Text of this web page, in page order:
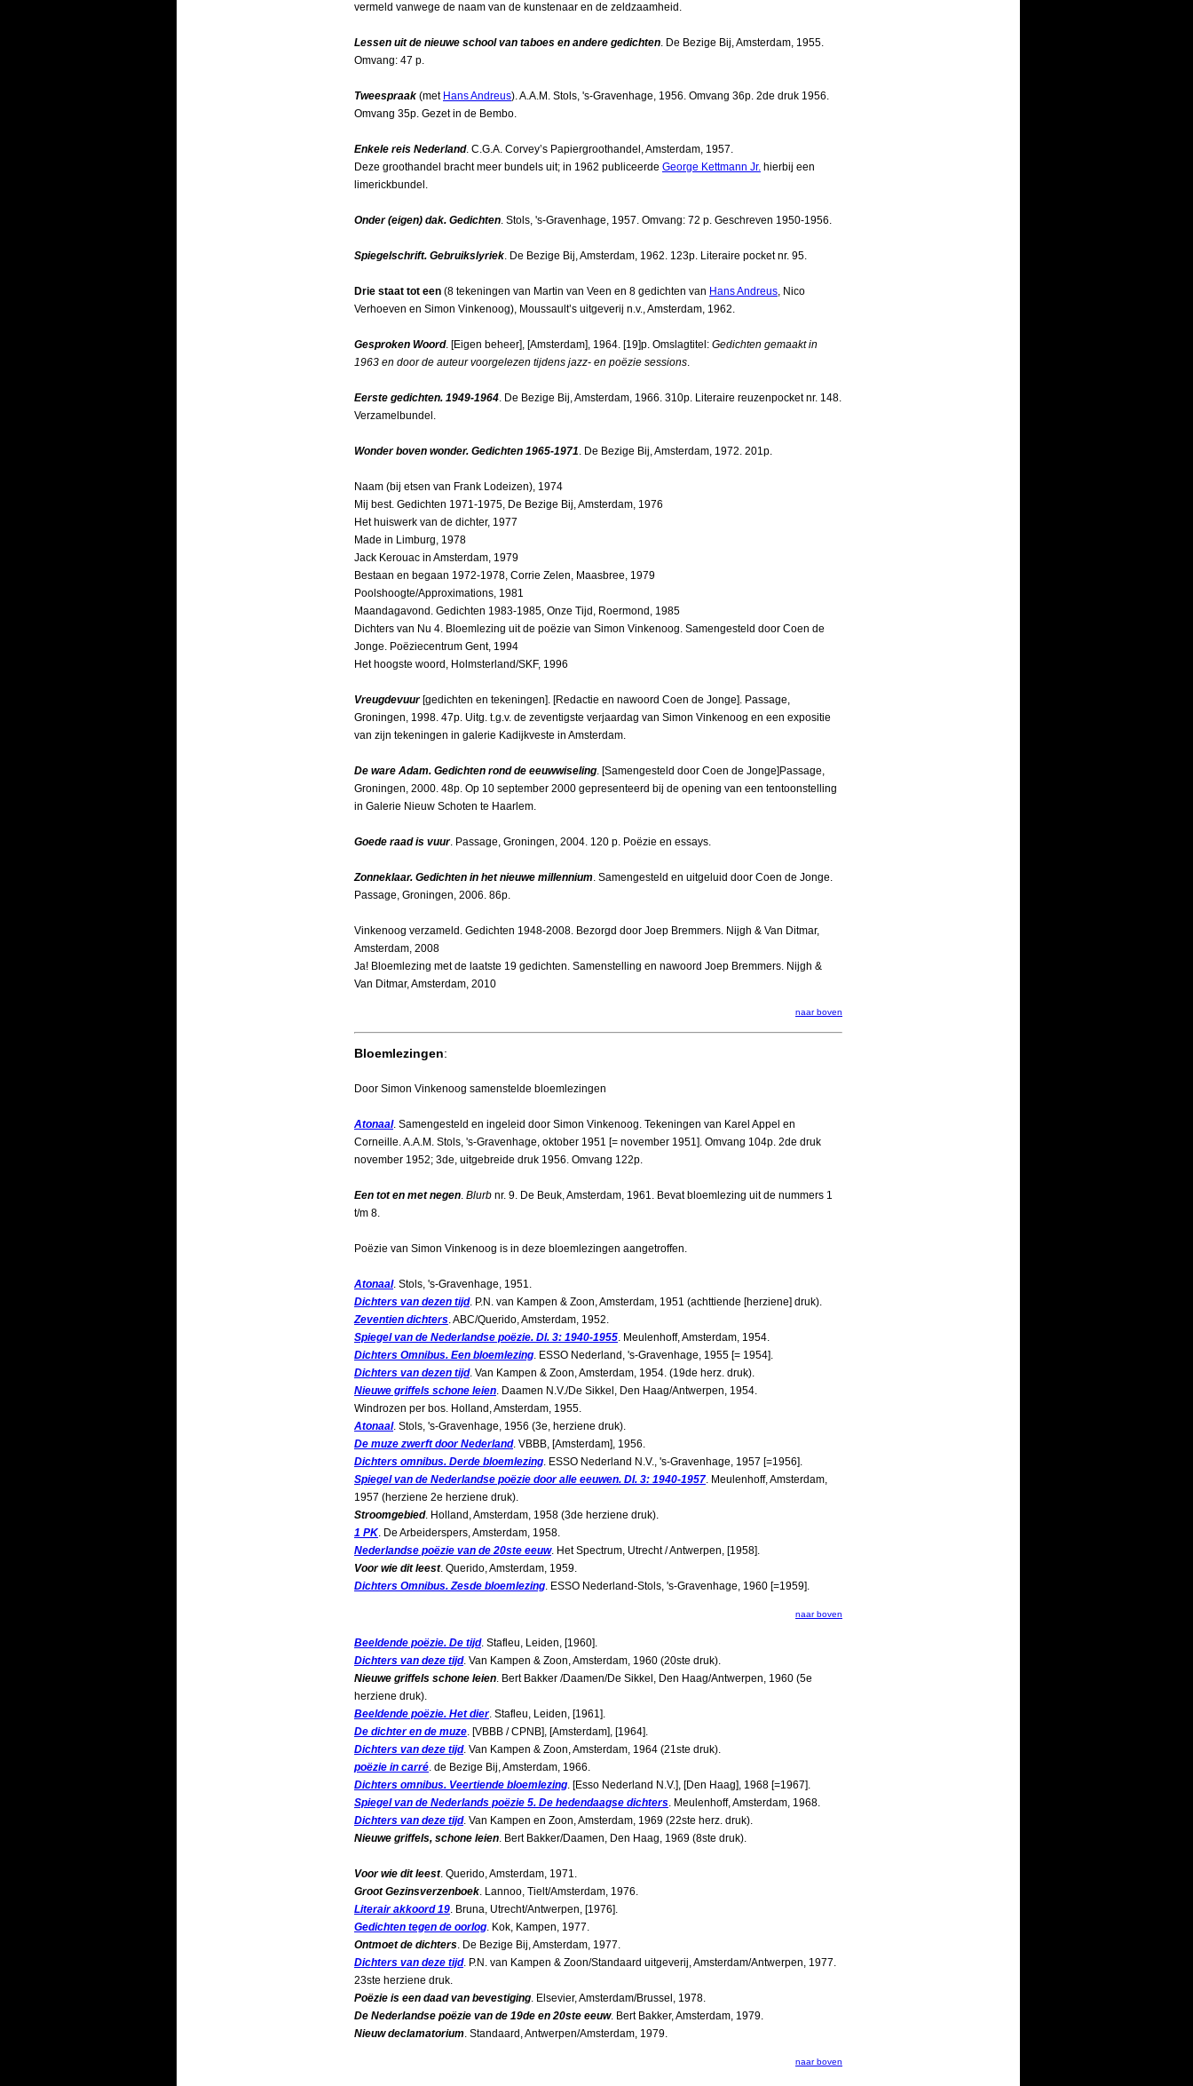
vermeld vanwege de naam van de kunstenaar en de zeldzaamheid.
Lessen uit de nieuwe school van taboes en andere gedichten. De Bezige Bij, Amsterdam, 1955.
Omvang: 47 p.
Tweespraak (met Hans Andreus). A.A.M. Stols, 's-Gravenhage, 1956. Omvang 36p. 2de druk 1956.
Omvang 35p. Gezet in de Bembo.
Enkele reis Nederland. C.G.A. Corvey’s Papiergroothandel, Amsterdam, 1957.
Deze groothandel bracht meer bundels uit; in 1962 publiceerde George Kettmann Jr. hierbij een
limerickbundel.
Onder (eigen) dak. Gedichten. Stols, 's-Gravenhage, 1957. Omvang: 72 p. Geschreven 1950-1956.
Spiegelschrift. Gebruikslyriek. De Bezige Bij, Amsterdam, 1962. 123p. Literaire pocket nr. 95.
Drie staat tot een (8 tekeningen van Martin van Veen en 8 gedichten van Hans Andreus, Nico
Verhoeven en Simon Vinkenoog), Moussault’s uitgeverij n.v., Amsterdam, 1962.
Gesproken Woord. [Eigen beheer], [Amsterdam], 1964. [19]p. Omslagtitel: Gedichten gemaakt in
1963 en door de auteur voorgelezen tijdens jazz- en poëzie sessions.
Eerste gedichten. 1949-1964. De Bezige Bij, Amsterdam, 1966. 310p. Literaire reuzenpocket nr. 148.
Verzamelbundel.
Wonder boven wonder. Gedichten 1965-1971. De Bezige Bij, Amsterdam, 1972. 201p.
Naam (bij etsen van Frank Lodeizen), 1974
Mij best. Gedichten 1971-1975, De Bezige Bij, Amsterdam, 1976
Het huiswerk van de dichter, 1977
Made in Limburg, 1978
Jack Kerouac in Amsterdam, 1979
Bestaan en begaan 1972-1978, Corrie Zelen, Maasbree, 1979
Poolshoogte/Approximations, 1981
Maandagavond. Gedichten 1983-1985, Onze Tijd, Roermond, 1985
Dichters van Nu 4. Bloemlezing uit de poëzie van Simon Vinkenoog. Samengesteld door Coen de
Jonge. Poëziecentrum Gent, 1994
Het hoogste woord, Holmsterland/SKF, 1996
Vreugdevuur[gedichten en tekeningen]. [Redactie en nawoord Coen de Jonge]. Passage,
Groningen, 1998. 47p. Uitg. t.g.v. de zeventigste verjaardag van Simon Vinkenoog en een expositie
van zijn tekeningen in galerie Kadijkveste in Amsterdam.
De ware Adam. Gedichten rond de eeuwwiseling. [Samengesteld door Coen de Jonge]Passage,
Groningen, 2000. 48p. Op 10 september 2000 gepresenteerd bij de opening van een tentoonstelling
in Galerie Nieuw Schoten te Haarlem.
Goede raad is vuur. Passage, Groningen, 2004. 120 p. Poëzie en essays.
Zonneklaar. Gedichten in het nieuwe millennium. Samengesteld en uitgeluid door Coen de Jonge.
Passage, Groningen, 2006. 86p.
Vinkenoog verzameld. Gedichten 1948-2008. Bezorgd door Joep Bremmers. Nijgh & Van Ditmar,
Amsterdam, 2008
Ja! Bloemlezing met de laatste 19 gedichten. Samenstelling en nawoord Joep Bremmers. Nijgh &
Van Ditmar, Amsterdam, 2010
naar boven
Bloemlezingen:
Door Simon Vinkenoog samenstelde bloemlezingen
Atonaal. Samengesteld en ingeleid door Simon Vinkenoog. Tekeningen van Karel Appel en
Corneille. A.A.M. Stols, 's-Gravenhage, oktober 1951 [= november 1951]. Omvang 104p. 2de druk
november 1952; 3de, uitgebreide druk 1956. Omvang 122p.
Een tot en met negen. Blurb nr. 9. De Beuk, Amsterdam, 1961. Bevat bloemlezing uit de nummers 1
t/m 8.
Poëzie van Simon Vinkenoog is in deze bloemlezingen aangetroffen.
Atonaal. Stols, 's-Gravenhage, 1951.
Dichters van dezen tijd. P.N. van Kampen & Zoon, Amsterdam, 1951 (achttiende [herziene] druk).
Zeventien dichters. ABC/Querido, Amsterdam, 1952.
Spiegel van de Nederlandse poëzie. Dl. 3: 1940-1955. Meulenhoff, Amsterdam, 1954.
Dichters Omnibus. Een bloemlezing. ESSO Nederland, 's-Gravenhage, 1955 [= 1954].
Dichters van dezen tijd. Van Kampen & Zoon, Amsterdam, 1954. (19de herz. druk).
Nieuwe griffels schone leien. Daamen N.V./De Sikkel, Den Haag/Antwerpen, 1954.
Windrozen per bos. Holland, Amsterdam, 1955.
Atonaal. Stols, 's-Gravenhage, 1956 (3e, herziene druk).
De muze zwerft door Nederland. VBBB, [Amsterdam], 1956.
Dichters omnibus. Derde bloemlezing. ESSO Nederland N.V., 's-Gravenhage, 1957 [=1956].
Spiegel van de Nederlandse poëzie door alle eeuwen. Dl. 3: 1940-1957. Meulenhoff, Amsterdam,
1957 (herziene 2e herziene druk).
Stroomgebied. Holland, Amsterdam, 1958 (3de herziene druk).
1 PK. De Arbeiderspers, Amsterdam, 1958.
Nederlandse poëzie van de 20ste eeuw. Het Spectrum, Utrecht / Antwerpen, [1958].
Voor wie dit leest. Querido, Amsterdam, 1959.
Dichters Omnibus. Zesde bloemlezing. ESSO Nederland-Stols, 's-Gravenhage, 1960 [=1959].
naar boven
Beeldende poëzie. De tijd. Stafleu, Leiden, [1960].
Dichters van deze tijd. Van Kampen & Zoon, Amsterdam, 1960 (20ste druk).
Nieuwe griffels schone leien. Bert Bakker /Daamen/De Sikkel, Den Haag/Antwerpen, 1960 (5e
herziene druk).
Beeldende poëzie. Het dier. Stafleu, Leiden, [1961].
De dichter en de muze. [VBBB / CPNB], [Amsterdam], [1964].
Dichters van deze tijd. Van Kampen & Zoon, Amsterdam, 1964 (21ste druk).
poëzie in carré. de Bezige Bij, Amsterdam, 1966.
Dichters omnibus. Veertiende bloemlezing. [Esso Nederland N.V.], [Den Haag], 1968 [=1967].
Spiegel van de Nederlands poëzie 5. De hedendaagse dichters. Meulenhoff, Amsterdam, 1968.
Dichters van deze tijd. Van Kampen en Zoon, Amsterdam, 1969 (22ste herz. druk).
Nieuwe griffels, schone leien. Bert Bakker/Daamen, Den Haag, 1969 (8ste druk).
Voor wie dit leest. Querido, Amsterdam, 1971.
Groot Gezinsverzenboek. Lannoo, Tielt/Amsterdam, 1976.
Literair akkoord 19. Bruna, Utrecht/Antwerpen, [1976].
Gedichten tegen de oorlog. Kok, Kampen, 1977.
Ontmoet de dichters. De Bezige Bij, Amsterdam, 1977.
Dichters van deze tijd. P.N. van Kampen & Zoon/Standaard uitgeverij, Amsterdam/Antwerpen, 1977.
23ste herziene druk.
Poëzie is een daad van bevestiging. Elsevier, Amsterdam/Brussel, 1978.
De Nederlandse poëzie van de 19de en 20ste eeuw. Bert Bakker, Amsterdam, 1979.
Nieuw declamatorium. Standaard, Antwerpen/Amsterdam, 1979.
naar boven